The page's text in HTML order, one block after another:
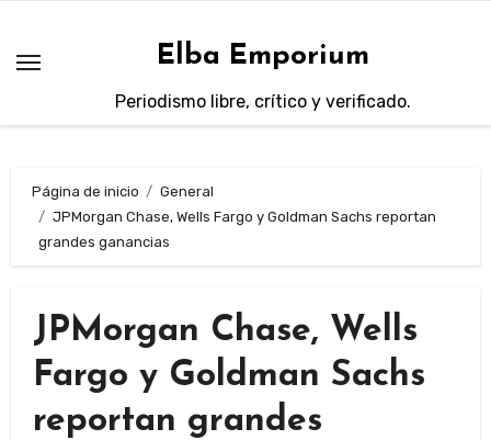
contenido
Elba Emporium
Periodismo libre, crítico y verificado.
Página de inicio
General
JPMorgan Chase, Wells Fargo y Goldman Sachs reportan
grandes ganancias
JPMorgan Chase, Wells
Fargo y Goldman Sachs
reportan grandes